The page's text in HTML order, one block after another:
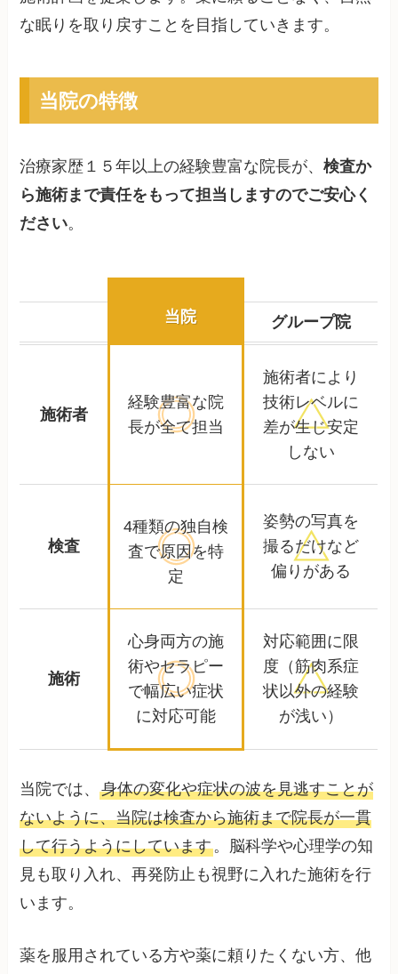
な眠りを取り戻すことを目指していきます。
当院の特徴
治療家歴１５年以上の経験豊富な院長が、検査か
ら施術まで責任をもって担当しますのでご安心く
ださい。
当院 グループ院
施術者
経験豊富な院
長が全て担当
施術者により
技術レベルに
差が生じ安定
しない
検査
4種類の独自検
査で原因を特
定
姿勢の写真を
撮るだけなど
偏りがある
施術
心身両方の施
術やセラピー
で幅広い症状
に対応可能
対応範囲に限
度 （筋肉系症
状以外の経験
が浅い）
当院では、身体の変化や症状の波を見逃すことが
ないように、当院は検査から施術まで院長が一貫
して行うようにしています。脳科学や心理学の知
見も取り入れ、再発防止も視野に入れた施術を行
います。
薬を服用されている方や薬に頼りたくない方、他